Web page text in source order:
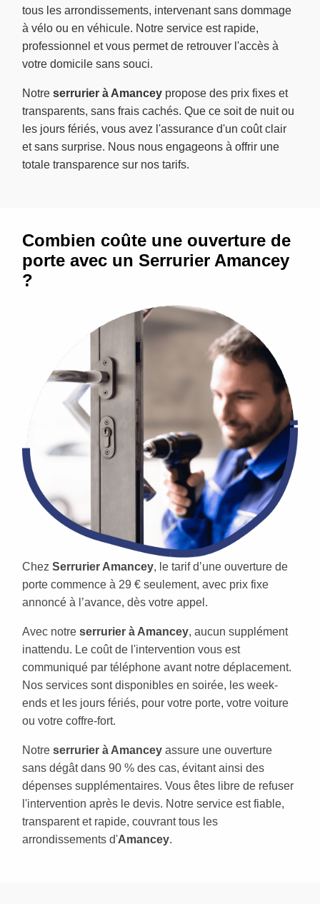
tous les arrondissements, intervenant sans dommage
à vélo ou en véhicule. Notre service est rapide,
professionnel et vous permet de retrouver l'accès à
votre domicile sans souci.
Notre serrurier à Amancey propose des prix fixes et
transparents, sans frais cachés. Que ce soit de nuit ou
les jours fériés, vous avez l'assurance d'un coût clair
et sans surprise. Nous nous engageons à offrir une
totale transparence sur nos tarifs.
Combien coûte une ouverture de
porte avec un Serrurier Amancey
?
Chez Serrurier Amancey, le tarif d’une ouverture de
porte commence à 29 € seulement, avec prix fixe
annoncé à l’avance, dès votre appel.
Avec notre serrurier à Amancey, aucun supplément
inattendu. Le coût de l'intervention vous est
communiqué par téléphone avant notre déplacement.
Nos services sont disponibles en soirée, les week-
ends et les jours fériés, pour votre porte, votre voiture
ou votre coffre-fort.
Notre serrurier à Amancey assure une ouverture
sans dégât dans 90 % des cas, évitant ainsi des
dépenses supplémentaires. Vous êtes libre de refuser
l'intervention après le devis. Notre service est fiable,
transparent et rapide, couvrant tous les
arrondissements d'Amancey.